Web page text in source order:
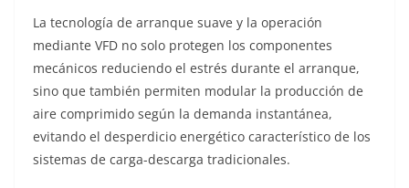
La tecnología de arranque suave y la operación
mediante VFD no solo protegen los componentes
mecánicos reduciendo el estrés durante el arranque,
sino que también permiten modular la producción de
aire comprimido según la demanda instantánea,
evitando el desperdicio energético característico de los
sistemas de carga-descarga tradicionales.